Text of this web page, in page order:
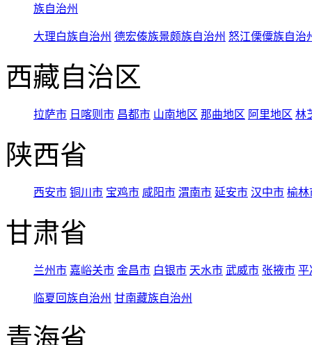
族自治州
大理白族自治州 德宏傣族景颇族自治州 怒江傈僳族自治
西藏自治区
拉萨市 日喀则市 昌都市 山南地区 那曲地区 阿里地区 林
陕西省
西安市 铜川市 宝鸡市 咸阳市 渭南市 延安市 汉中市 榆林
甘肃省
兰州市 嘉峪关市 金昌市 白银市 天水市 武威市 张掖市 平
临夏回族自治州 甘南藏族自治州
青海省